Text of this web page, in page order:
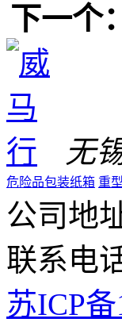
下一个：
无
危险品包装纸箱 重
公司地
联系
苏ICP备